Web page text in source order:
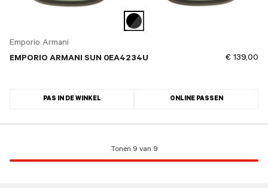
Emporio Armani
EMPORIO ARMANI SUN 0EA4234U
€ 139,00
PAS IN DE WINKEL ONLINE PASSEN
Tonen 9 van 9